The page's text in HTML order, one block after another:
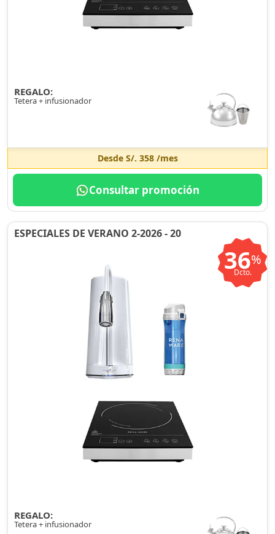
REGALO:
Tetera + infusionador
Desde S/. 358/mes
Consultar promoción
ESPECIALES DE VERANO 2-2026 - 20
36%
Dcto.
REGALO:
Tetera + infusionador